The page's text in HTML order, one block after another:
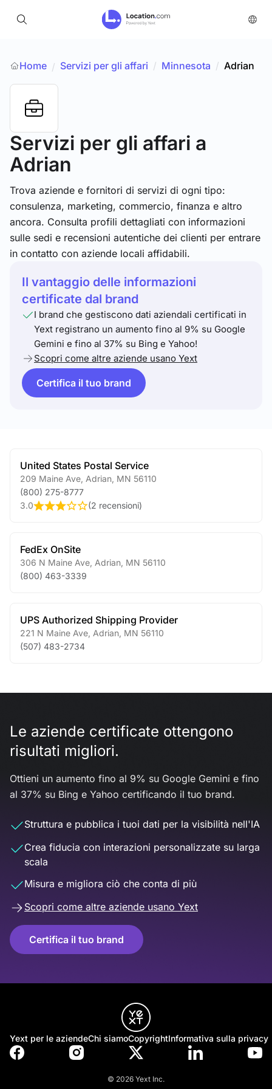
Home / Servizi per gli affari / Minnesota / Adrian
Servizi per gli affari a
Adrian
Trova aziende e fornitori di servizi di ogni tipo:
consulenza, marketing, commercio, finanza e altro
ancora. Consulta profili dettagliati con informazioni
sulle sedi e recensioni autentiche dei clienti per entrare
in contatto con aziende locali affidabili.
Il vantaggio delle informazioni
certificate dal brand
I brand che gestiscono dati aziendali certificati in
Yext registrano un aumento fino al 9% su Google
Gemini e fino al 37% su Bing e Yahoo!
Scopri come altre aziende usano Yext
Certifica il tuo brand
United States Postal Service
209 Maine Ave Adrian MN 56110
(800) 275-8777
3.0
(2 recensioni)
FedEx OnSite
306 N Maine Ave Adrian MN 56110
(800) 463-3339
UPS Authorized Shipping Provider
221 N Maine Ave Adrian MN 56110
(507) 483-2734
Le aziende certificate ottengono
risultati migliori.
Ottieni un aumento fino al 9% su Google Gemini e fino
al 37% su Bing e Yahoo certificando il tuo brand.
Struttura e pubblica i tuoi dati per la visibilità nell'IA
Crea fiducia con interazioni personalizzate su larga
scala
Misura e migliora ciò che conta di più
Scopri come altre aziende usano Yext
Certifica il tuo brand
Yext per le aziendeChi siamoCopyrightInformativa sulla privacy
© 2026 Yext Inc.